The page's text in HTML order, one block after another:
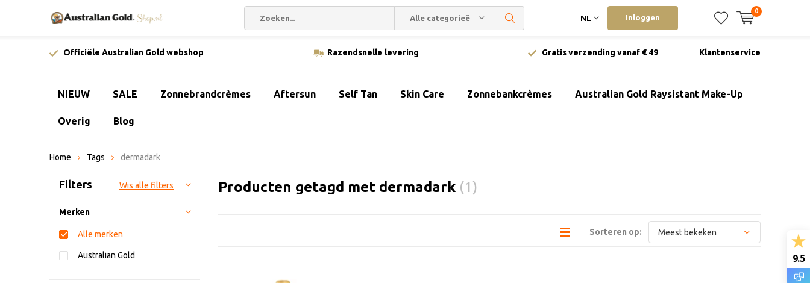
Alle categorieën NL Inloggen
0
Officiële Australian Gold webshop Razendsnelle levering Gratis verzending vanaf € 49 Klantenservice
NIEUW SALE Zonnebrandcrèmes Aftersun Self Tan Skin Care Zonnebankcrèmes Australian Gold Raysistant Make-Up
Overig Blog
Home Tags dermadark
Producten getagd met dermadark (1)
Sorteren op:
Sorteren op:
Filters Wis alle filters
Merken
Alle merken
Australian Gold 9.5